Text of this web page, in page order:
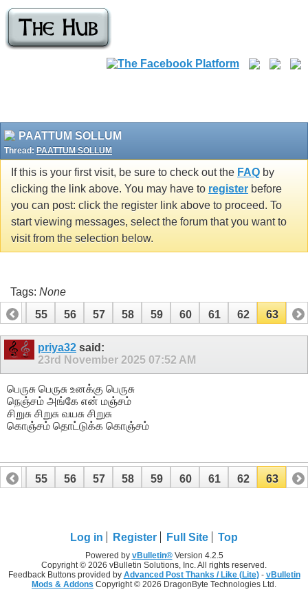
PAATTUM SOLLUM
Thread: PAATTUM SOLLUM
If this is your first visit, be sure to check out the FAQ by
clicking the link above. You may have to register before
you can post: click the register link above to proceed. To
start viewing messages, select the forum that you want to
visit from the selection below.
Tags: None
54
55 56 57 58 59 60 61 62 63
priya32 said:
23rd November 2025 07:52 AM
பெருசு பெருசு உனக்கு பெருசு
நெஞ்சம் அங்கே என் மஞ்சம்
சிறுசு சிறுசு வயசு சிறுசு
கொஞ்சம் தொட்டுக்க கொஞ்சம்
54 55 56 57 58 59 60 61 62 63
Log in Register Full Site Top
Powered by vBulletin®Version 4.2.5
Copyright © 2026 vBulletin Solutions, Inc. All rights reserved.
Feedback Buttons provided by Advanced Post Thanks / Like (Lite)- vBulletin
Mods & Addons Copyright © 2026 DragonByte Technologies Ltd.